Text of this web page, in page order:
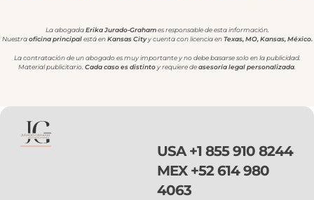
La abogadaErika Jurado-Grahames responsable de esta información.
Nuestraoficina principalestá enKansas Cityy cuenta con licencia enTexas, MO, Kansas, México.
La contratación de un abogado es muy importante y no debe basarse solo en la publicidad.
Material publicitario. Cada caso es distintoy requiere deasesoría legal personalizada
USA+1 855 910 8244
MEX +52 614 980
4063